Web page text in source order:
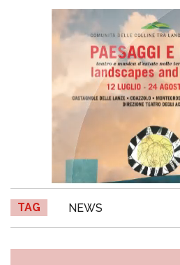
TAG NEWS